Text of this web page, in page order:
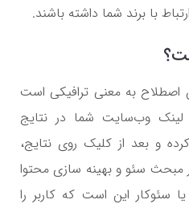
با برند شما داشته باشند.
اصطلاح به معنی ترافیکی است
لینک وب‌سایت شما در نتایج
و بعد از کلیک روی نتایج،
سئو و بهینه سازی محتوا
سئوکار این است که کاربر را